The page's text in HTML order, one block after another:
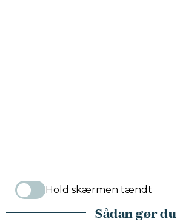
Hold skærmen tændt
Sådan gør du